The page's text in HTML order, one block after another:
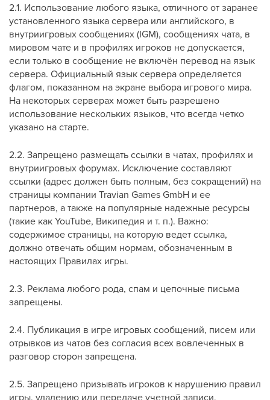
2.1. Использование любого языка, отличного от заранее
установленного языка сервера или английского, в
внутриигровых сообщениях (IGM), сообщениях чата, в
мировом чате и в профилях игроков не допускается,
если только в сообщение не включён перевод на язык
сервера. Официальный язык сервера определяется
флагом, показанном на экране выбора игрового мира.
На некоторых серверах может быть разрешено
использование нескольких языков, что всегда четко
указано на старте.
2.2. Запрещено размещать ссылки в чатах, профилях и
внутриигровых форумах. Исключение составляют
ссылки (адрес должен быть полным, без сокращений) на
страницы компании Travian Games GmbH и ее
партнеров, а также на популярные надежные ресурсы
(такие как YouTube, Википедия и т. п.). Важно:
содержимое страницы, на которую ведет ссылка,
должно отвечать общим нормам, обозначенным в
настоящих Правилах игры.
2.3. Реклама любого рода, спам и цепочные письма
запрещены.
2.4. Публикация в игре игровых сообщений, писем или
отрывков из чатов без согласия всех вовлеченных в
разговор сторон запрещена.
2.5. Запрещено призывать игроков к нарушению правил
игры, удалению или передаче учетной записи,